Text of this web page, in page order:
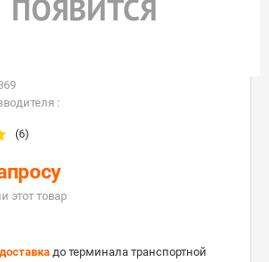
:
(6)
этот товар
до терминала транспортной